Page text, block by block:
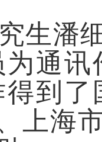
生潘
通
到
上海